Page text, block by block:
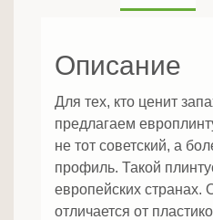
Описание
Для тех, кто ценит
предлагаем
не тот советский, а
профиль. Такой
европейских странах.
отличается от